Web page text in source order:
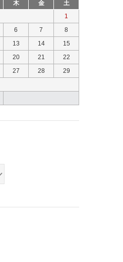
木 金 土
1
6 7
8
13 14
15
20 21
22
27 28
29